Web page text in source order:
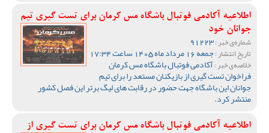
اطلاعیه آکادمی فوتبال باشگاه مس کرمان برای تست گیری تیم
جوانان خود
شماره‌ی خبر :
تاریخ انتشار :جمعه 16 مرداد ماه 1405 ساعت 17:34
خلاصه‌ی خبر :آکادمی فوتبال باشگاه مس کرمان
فراخوان تست گیری از بازیکنان مستعد را برای تیم
جوانان این باشگاه جهت حضور در رقابت های لیگ برتر این فصل کشور
منتشر کرد.
اطلاعیه آکادمی فوتبال باشگاه مس کرمان برای تست گیری از